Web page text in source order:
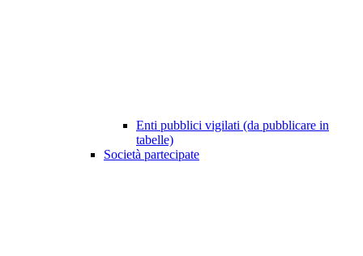
Enti pubblici vigilati (da pubblicare in
tabelle)
Società partecipate